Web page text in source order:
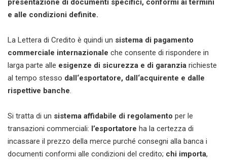
e alle condizioni definite.
La Lettera di Credito è quindi un sistema di pagamento
commerciale internazionale che consente di rispondere in
larga parte alle esigenze di sicurezza e di garanzia richieste
al tempo stesso dall‘esportatore, dall‘acquirente e dalle
rispettive banche
Si tratta di un sistema affidabile di regolamento per le
transazioni commerciali: l’esportatore ha la certezza di
incassare il prezzo della merce purché consegni alla banca i
documenti conformi alle condizioni del credito; chi importa,